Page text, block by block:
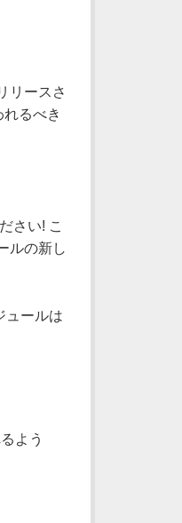
リースさ
るべき
さい! こ
ルの新し
ュールは
よう